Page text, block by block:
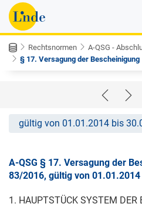
Rechtsnormen
A-QSG -
§ 17. Versagung der Bescheinigung
gültig von 01.01.2014 bis
A-QSG § 17. Versagung der
83/2016, gültig von
1. HAUPTSTÜCK SYSTEM DER